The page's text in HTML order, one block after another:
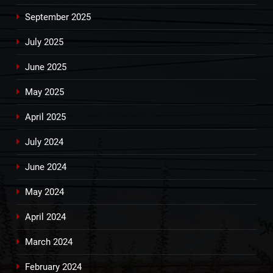
September 2025
July 2025
June 2025
May 2025
April 2025
July 2024
June 2024
May 2024
April 2024
March 2024
February 2024